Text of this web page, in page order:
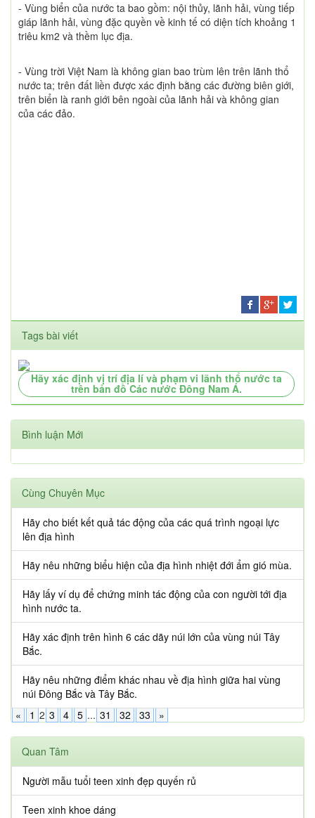
- Vùng biển của nước ta bao gồm: nội thủy, lãnh hải, vùng tiếp
giáp lãnh hải, vùng đặc quyền về kinh tế có diện tích khoảng 1
triêu km2 và thềm lục địa.
- Vùng trời Việt Nam là không gian bao trùm lên trên lãnh thổ
nước ta; trên đất liền được xác định bằng các đường biên giới,
trên biển là ranh giới bên ngoài của lãnh hải và không gian
của các đảo.
Tags bài viết
Hãy xác định vị trí địa lí và phạm vi lãnh thổ nước ta
trên bản đồ Các nước Đông Nam Á.
Bình luận Mới
Cùng Chuyên Mục
Hãy cho biết kết quả tác động của các quá trình ngoại lực
lên địa hình
Hãy nêu những biểu hiện của địa hình nhiệt đới ẩm gió mùa.
Hãy lấy ví dụ để chứng minh tác động của con người tới địa
hình nước ta.
Hãy xác định trên hình 6 các dãy núi lớn của vùng núi Tây
Bắc.
Hãy nêu những điểm khác nhau về địa hình giữa hai vùng
núi Đông Bắc và Tây Bắc.
«
1 2 3 4 5 ... 31 32 33 »
Quan Tâm
Người mẫu tuổi teen xinh đẹp quyến rủ
Teen xinh khoe dáng